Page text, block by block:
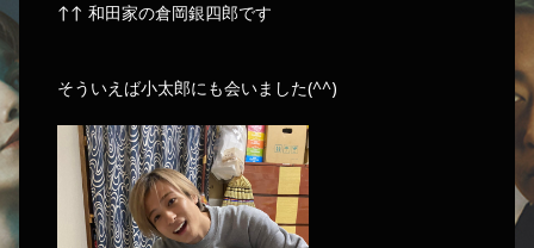
↑↑ 和田家の倉岡銀四郎です
そういえば小太郎にも会いました(^^)